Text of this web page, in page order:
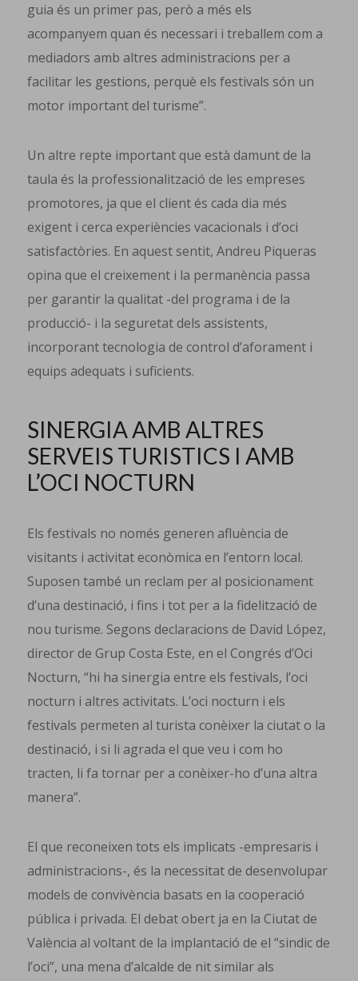
guia és un primer pas, però a més els
acompanyem quan és necessari i treballem com a
mediadors amb altres administracions per a
facilitar les gestions, perquè els festivals són un
motor important del turisme”.
Un altre repte important que està damunt de la
taula és la professionalització de les empreses
promotores, ja que el client és cada dia més
exigent i cerca experiències vacacionals i d’oci
satisfactòries. En aquest sentit, Andreu Piqueras
opina que el creixement i la permanència passa
per garantir la qualitat -del programa i de la
producció- i la seguretat dels assistents,
incorporant tecnologia de control d’aforament i
equips adequats i suficients.
SINERGIA AMB ALTRES
SERVEIS TURISTICS I AMB
L’OCI NOCTURN
Els festivals no només generen afluència de
visitants i activitat econòmica en l’entorn local.
Suposen també un reclam per al posicionament
d’una destinació, i fins i tot per a la fidelització de
nou turisme. Segons declaracions de David López,
director de Grup Costa Este, en el Congrés d’Oci
Nocturn, “hi ha sinergia entre els festivals, l’oci
nocturn i altres activitats. L’oci nocturn i els
festivals permeten al turista conèixer la ciutat o la
destinació, i si li agrada el que veu i com ho
tracten, li fa tornar per a conèixer-ho d’una altra
manera”.
El que reconeixen tots els implicats -empresaris i
administracions-, és la necessitat de desenvolupar
models de convivència basats en la cooperació
pública i privada. El debat obert ja en la Ciutat de
València al voltant de la implantació de el “sindic de
l’oci”, una mena d’alcalde de nit similar als